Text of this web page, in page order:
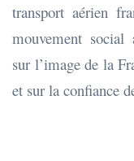
transport aérien
mouvement social
sur l’image de la
et sur la confiance